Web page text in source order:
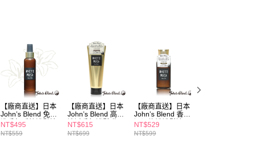
※ 請注意：結帳手續完成當下不需立刻繳費，但若您需要取消訂單，請聯
絡購買商品的店家。未經商家同意取消之訂單仍視為有效，需透過AFTEE
先享後付繳納相關費用。
※ 交易是否成功請以「AFTEE先享後付 」之結帳頁面顯示為準，若有關於
是否繳費成功／繳費後需取消欲退款等相關疑問，請聯繫「AFTEE先享後
付客戶支援中心」
https://netprotections.freshdesk.com/support/home
【注意事項】
１．透過由恩沛科技股份有限公司提供之「AFTEE先享後付」服務完成之
交易，需依本服務之必要範圍內提供個人資料，並將交易相關給付款項請
求債權轉讓予恩沛科技股份有限公司。
【廠商直送】日本
John’s Blend 免沖
洗香氛瞬效護髮精
華乳120ml 白麝香
NT$495
NT$559
【廠商直送】日本
John’s Blend 高效
滲透香氛護髮膜
200g 白麝香
NT$615
NT$699
【廠商直送】日本
John’s Blend 香氛
潤澤修護護髮油
80ml 白麝香
NT$529
NT$599